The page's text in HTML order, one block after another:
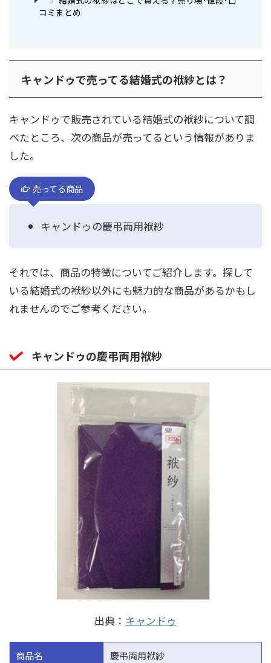
コミまとめ
キャンドゥで売ってる結婚式の袱紗とは？
キャンドゥで販売されている結婚式の袱紗について調
べたところ、次の商品が売ってるという情報がありま
した。
売ってる商品
キャンドゥの慶弔両用袱紗
それでは、商品の特徴についてご紹介します。探して
いる結婚式の袱紗以外にも魅力的な商品があるかもし
れませんのでご参考ください。
キャンドゥの慶弔両用袱紗
出典： キャンドゥ
商品名 慶弔両用袱紗